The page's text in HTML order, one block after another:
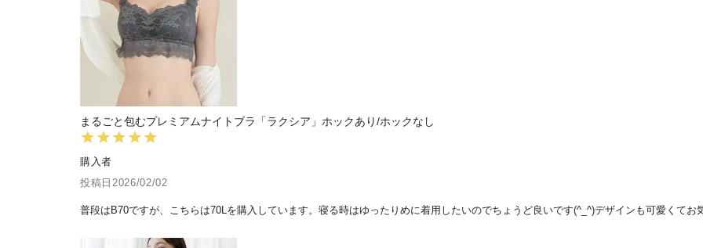
まるごと包むプレミアムナイトブラ「ラクシア」ホックあり/ホックなし
購入者
投稿日 2026/02/02
普段はB70ですが、こちらは70Lを購入しています。寝る時はゆったりめに着用したいのでちょうど良いです(^_^)デザインも可愛くてお